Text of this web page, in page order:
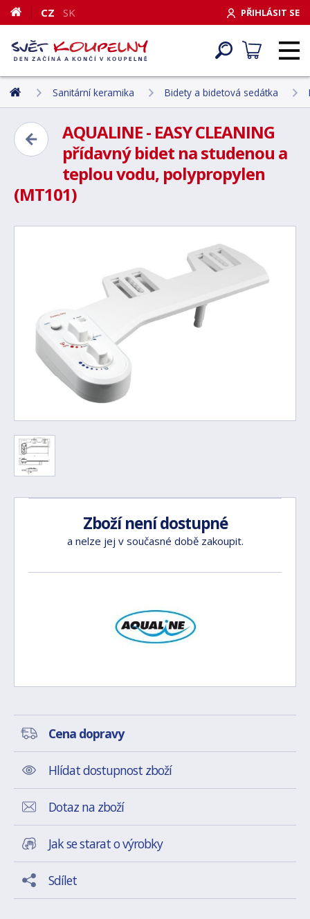
PŘIHLÁSIT SE
CZ SK
Sanitární keramika Bidety a bidetová sedátka
AQUALINE - EASY CLEANING
přídavný bidet na studenou a
teplou vodu, polypropylen
(MT101)
Zboží není dostupné
a nelze jej v současné době zakoupit.
Cena dopravy
Hlídat dostupnost zboží
Dotaz na zboží
Jak se starat o výrobky
Sdílet